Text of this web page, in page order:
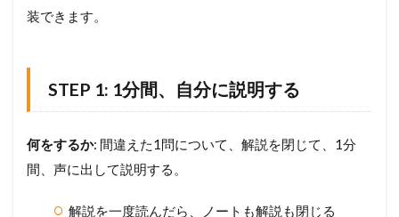
い
つ
5
ま
と
装できます。
STEP 1: 1分間、自分に説明する
何をするか: 間違えた1問について、解説を閉じて、1分
間、声に出して説明する。
解説を一度読んだら、ノートも解説も閉じる